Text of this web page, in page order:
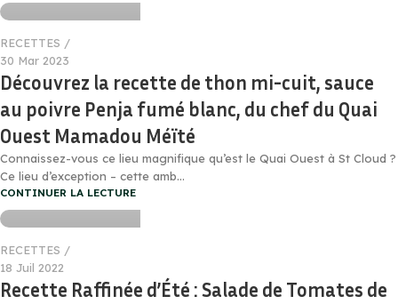
RECETTES
30 Mar 2023
Découvrez la recette de thon mi-cuit, sauce
au poivre Penja fumé blanc, du chef du Quai
Ouest Mamadou Méïté
Connaissez-vous ce lieu magnifique qu’est le Quai Ouest à St Cloud ?
Ce lieu d’exception – cette amb...
CONTINUER LA LECTURE
Rachyd Hamza
0
RECETTES
18 Juil 2022
Recette Raffinée d’Été : Salade de Tomates de